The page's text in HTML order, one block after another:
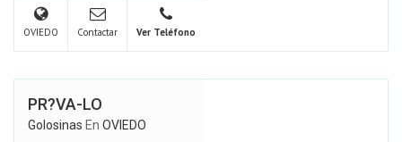
OVIEDO Contactar Ver Teléfono
PR?VA-LO
Golosinas En OVIEDO